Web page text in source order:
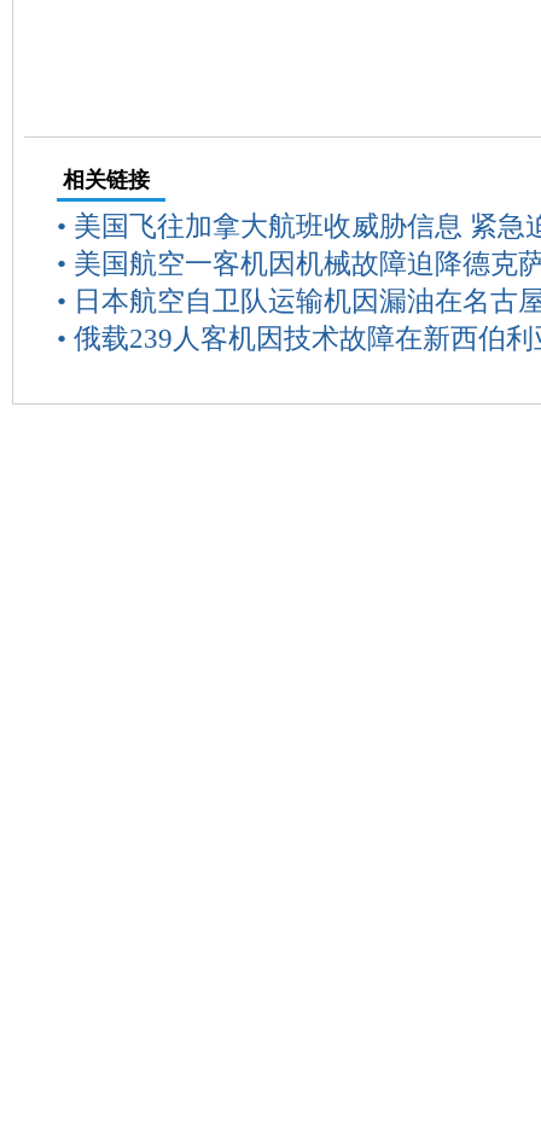
相关链接
• 美国飞往加拿大航班收威胁信息 紧急
• 美国航空一客机因机械故障迫降德克
• 日本航空自卫队运输机因漏油在名古
• 俄载239人客机因技术故障在新西伯